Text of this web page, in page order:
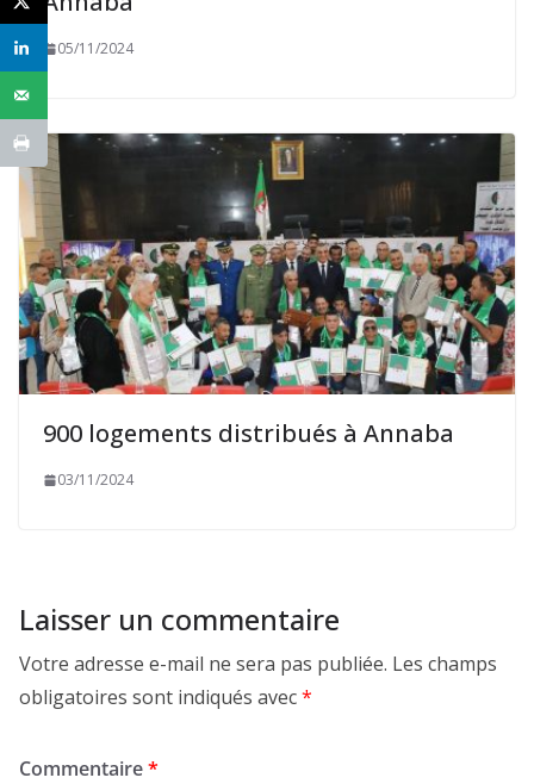
05/11/2024
900 logements distribués à Annaba
03/11/2024
Laisser un commentaire
Votre adresse e-mail ne sera pas publiée. Les champs
obligatoires sont indiqués avec*
Commentaire*